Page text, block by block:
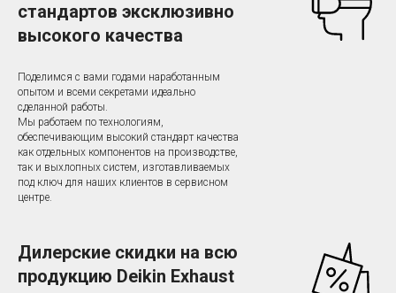
стандартов эксклюзивно
высокого качества
Поделимся с вами годами наработанным
опытом и всеми секретами идеально
сделанной работы.
Мы работаем по технологиям,
обеспечивающим высокий стандарт качества
как отдельных компонентов на производстве,
так и выхлопных систем, изготавливаемых
под ключ для наших клиентов в сервисном
центре.
Дилерские скидки на всю
продукцию Deikin Exhaust